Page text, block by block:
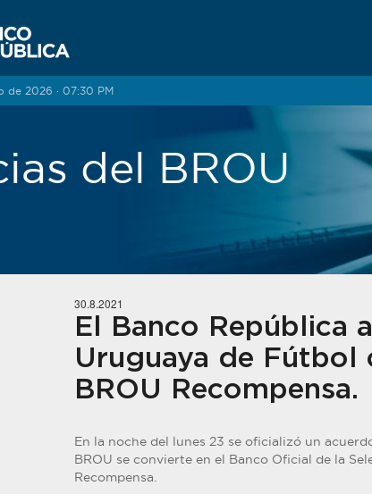
de 2026 · 07:30 PM
del BROU
30.8.2021
El Banco República
Uruguaya de Fútbol
BROU Recompensa.
En la noche del lunes 23 se oficializó un
BROU se convierte en el Banco Oficial de la
Recompensa.